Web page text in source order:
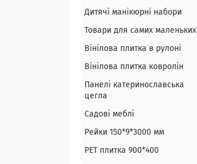
Дитячі манікюрні набори
Товари для самих маленьких
Вінілова плитка в рулоні
Вінілова плитка ковролін
Панелі катеринославська
цегла
Садові меблі
Рейки 150*9*3000 мм
PET плитка 900*400